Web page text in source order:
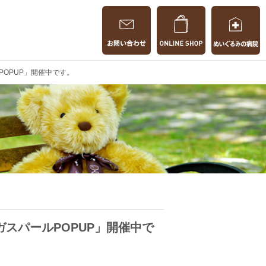
」開催中です。
パールPOPUP」開催中で